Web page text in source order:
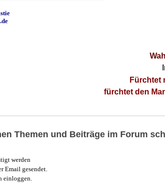
Fürchtet
fürchtet den
Themen und Beiträge im Forum
werden
Email gesendet.
einloggen.